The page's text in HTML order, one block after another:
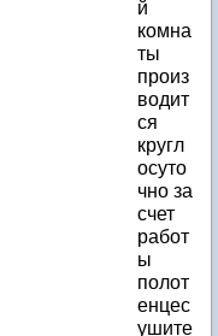
й
комна
ты
произ
водит
ся
кругл
осуто
чно за
счет
работ
ы
полот
енцес
ушите